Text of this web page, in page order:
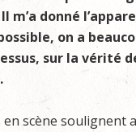
m’a donné
on a
sur la vérité
scène soulignent